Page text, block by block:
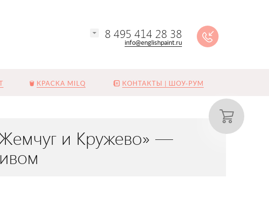
8 495 414 28 38
info@englishpaint.ru
КРАСКА MILQ КОНТАКТЫ | ШОУ-РУМ
и Кружево» —